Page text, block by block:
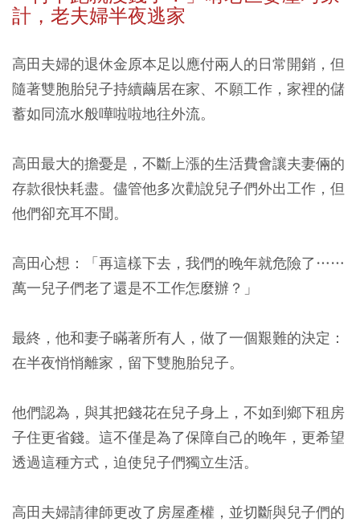
計，老夫婦半夜逃家
高田夫婦的退休金原本足以應付兩人的日常開銷，但
隨著雙胞胎兒子持續繭居在家、不願工作，家裡的儲
蓄如同流水般嘩啦啦地往外流。
高田最大的擔憂是，不斷上漲的生活費會讓夫妻倆的
存款很快耗盡。儘管他多次勸說兒子們外出工作，但
他們卻充耳不聞。
高田心想：「再這樣下去，我們的晚年就危險了……
萬一兒子們老了還是不工作怎麼辦？」
最終，他和妻子瞞著所有人，做了一個艱難的決定：
在半夜悄悄離家，留下雙胞胎兒子。
他們認為，與其把錢花在兒子身上，不如到鄉下租房
子住更省錢。這不僅是為了保障自己的晚年，更希望
透過這種方式，迫使兒子們獨立生活。
高田夫婦請律師更改了房屋產權，並切斷與兒子們的